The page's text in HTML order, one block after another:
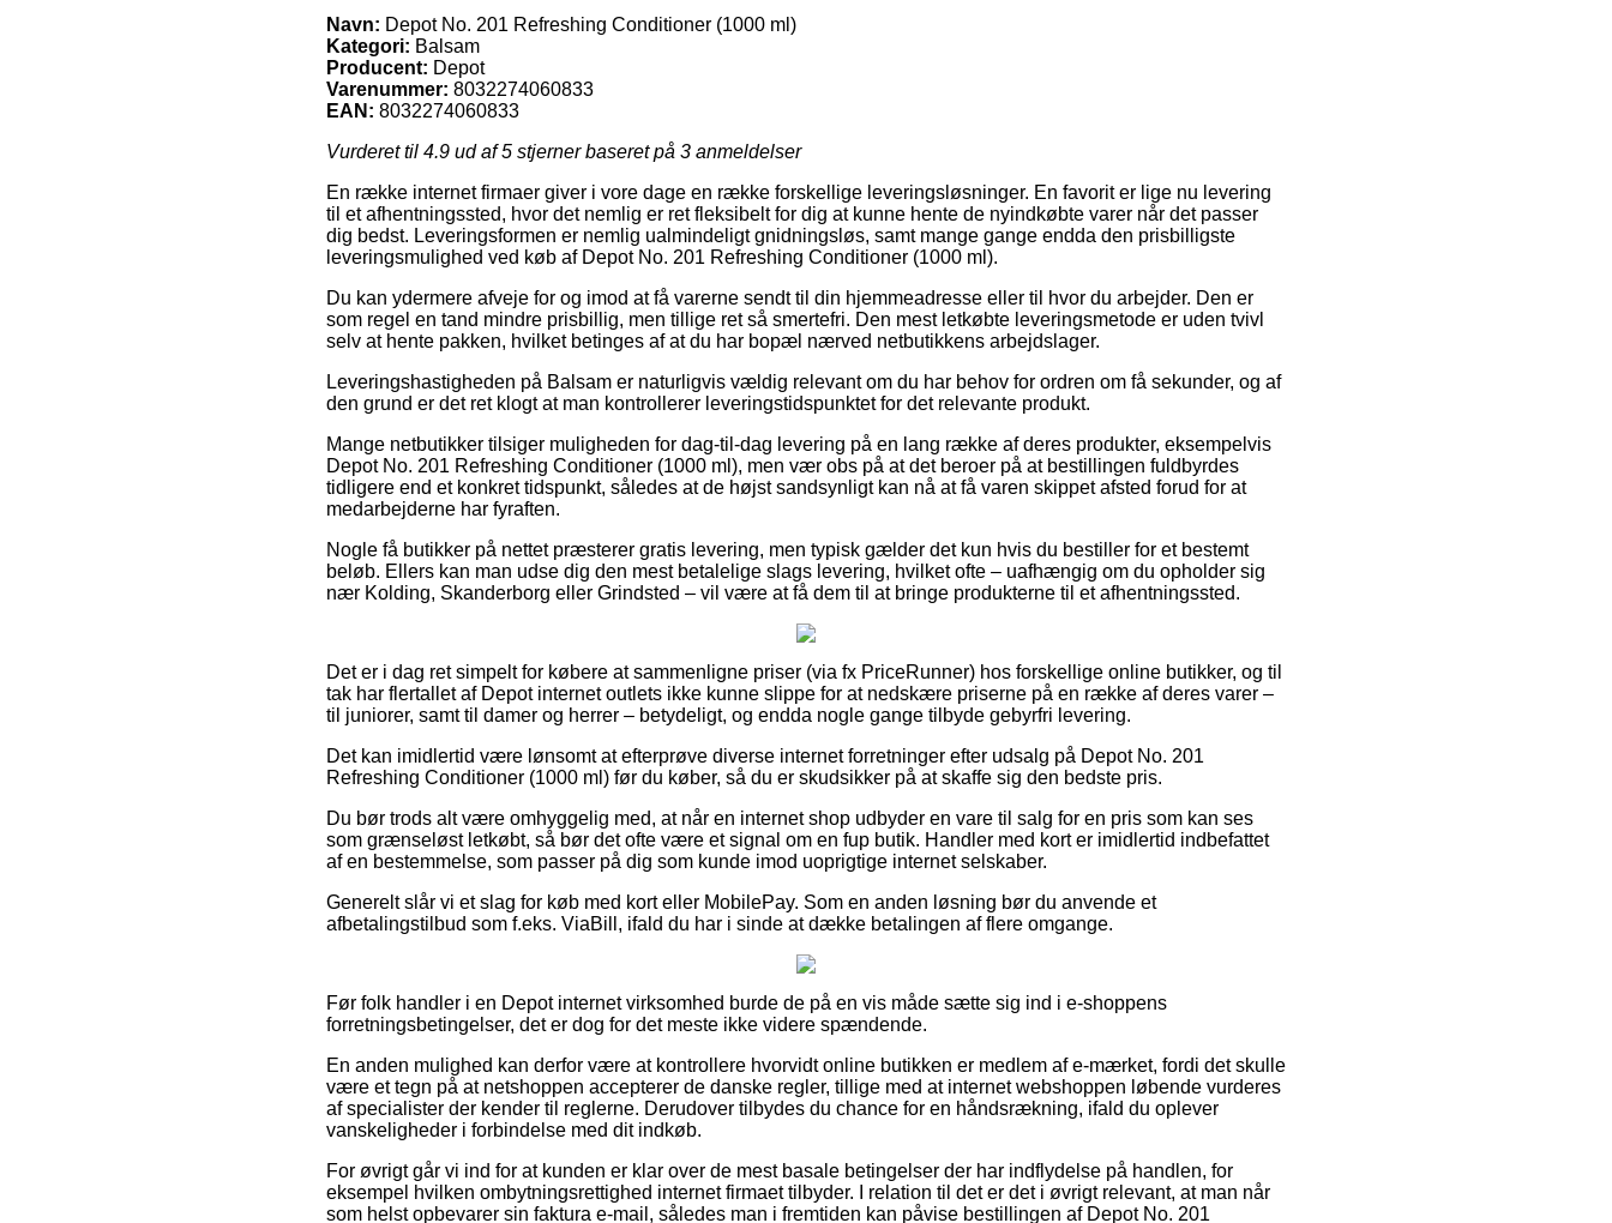
Navn: Depot No. 201 Refreshing Conditioner (1000 ml)
Kategori: Balsam
Producent: Depot
Varenummer: 8032274060833
EAN: 8032274060833
Vurderet til 4.9 ud af 5 stjerner baseret på 3 anmeldelser
En række internet firmaer giver i vore dage en række forskellige leveringsløsninger. En favorit er lige nu levering
til et afhentningssted, hvor det nemlig er ret fleksibelt for dig at kunne hente de nyindkøbte varer når det passer
dig bedst. Leveringsformen er nemlig ualmindeligt gnidningsløs, samt mange gange endda den prisbilligste
leveringsmulighed ved køb af Depot No. 201 Refreshing Conditioner (1000 ml).
Du kan ydermere afveje for og imod at få varerne sendt til din hjemmeadresse eller til hvor du arbejder. Den er
som regel en tand mindre prisbillig, men tillige ret så smertefri. Den mest letkøbte leveringsmetode er uden tvivl
selv at hente pakken, hvilket betinges af at du har bopæl nærved netbutikkens arbejdslager.
Leveringshastigheden på Balsam er naturligvis vældig relevant om du har behov for ordren om få sekunder, og af
den grund er det ret klogt at man kontrollerer leveringstidspunktet for det relevante produkt.
Mange netbutikker tilsiger muligheden for dag-til-dag levering på en lang række af deres produkter, eksempelvis
Depot No. 201 Refreshing Conditioner (1000 ml), men vær obs på at det beroer på at bestillingen fuldbyrdes
tidligere end et konkret tidspunkt, således at de højst sandsynligt kan nå at få varen skippet afsted forud for at
medarbejderne har fyraften.
Nogle få butikker på nettet præsterer gratis levering, men typisk gælder det kun hvis du bestiller for et bestemt
beløb. Ellers kan man udse dig den mest betalelige slags levering, hvilket ofte – uafhængig om du opholder sig
nær Kolding, Skanderborg eller Grindsted – vil være at få dem til at bringe produkterne til et afhentningssted.
Det er i dag ret simpelt for købere at sammenligne priser (via fx PriceRunner) hos forskellige online butikker, og til
tak har flertallet af Depot internet outlets ikke kunne slippe for at nedskære priserne på en række af deres varer –
til juniorer, samt til damer og herrer – betydeligt, og endda nogle gange tilbyde gebyrfri levering.
Det kan imidlertid være lønsomt at efterprøve diverse internet forretninger efter udsalg på Depot No. 201
Refreshing Conditioner (1000 ml) før du køber, så du er skudsikker på at skaffe sig den bedste pris.
Du bør trods alt være omhyggelig med, at når en internet shop udbyder en vare til salg for en pris som kan ses
som grænseløst letkøbt, så bør det ofte være et signal om en fup butik. Handler med kort er imidlertid indbefattet
af en bestemmelse, som passer på dig som kunde imod uoprigtige internet selskaber.
Generelt slår vi et slag for køb med kort eller MobilePay. Som en anden løsning bør du anvende et
afbetalingstilbud som f.eks. ViaBill, ifald du har i sinde at dække betalingen af flere omgange.
Før folk handler i en Depot internet virksomhed burde de på en vis måde sætte sig ind i e-shoppens
forretningsbetingelser, det er dog for det meste ikke videre spændende.
En anden mulighed kan derfor være at kontrollere hvorvidt online butikken er medlem af e-mærket, fordi det skulle
være et tegn på at netshoppen accepterer de danske regler, tillige med at internet webshoppen løbende vurderes
af specialister der kender til reglerne. Derudover tilbydes du chance for en håndsrækning, ifald du oplever
vanskeligheder i forbindelse med dit indkøb.
For øvrigt går vi ind for at kunden er klar over de mest basale betingelser der har indflydelse på handlen, for
eksempel hvilken ombytningsrettighed internet firmaet tilbyder. I relation til det er det i øvrigt relevant, at man når
som helst opbevarer sin faktura e-mail, således man i fremtiden kan påvise bestillingen af Depot No. 201